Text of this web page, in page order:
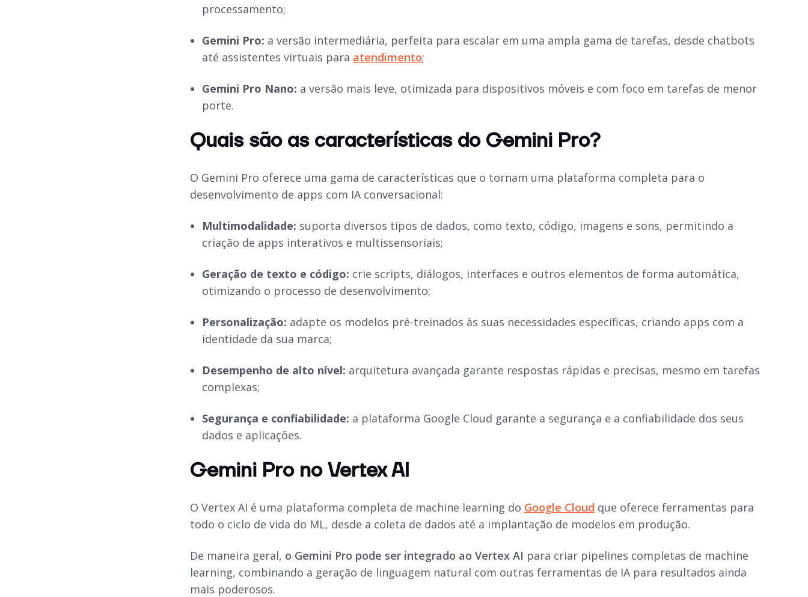
processamento;
Gemini Pro: a versão intermediária, perfeita para escalar em uma ampla gama de tarefas, desde chatbots
até assistentes virtuais para atendimento;
Gemini Pro Nano: a versão mais leve, otimizada para dispositivos móveis e com foco em tarefas de menor
porte.
Quais são as características do Gemini Pro?
O Gemini Pro oferece uma gama de características que o tornam uma plataforma completa para o
desenvolvimento de apps com IA conversacional:
Multimodalidade: suporta diversos tipos de dados, como texto, código, imagens e sons, permitindo a
criação de apps interativos e multissensoriais;
Geração de texto e código: crie scripts, diálogos, interfaces e outros elementos de forma automática,
otimizando o processo de desenvolvimento;
Personalização: adapte os modelos pré-treinados às suas necessidades específicas, criando apps com a
identidade da sua marca;
Desempenho de alto nível: arquitetura avançada garante respostas rápidas e precisas, mesmo em tarefas
complexas;
Segurança e confiabilidade: a plataforma Google Cloud garante a segurança e a confiabilidade dos seus
dados e aplicações.
Gemini Pro no Vertex AI
O Vertex AI é uma plataforma completa de machine learning do Google Cloud que oferece ferramentas para
todo o ciclo de vida do ML, desde a coleta de dados até a implantação de modelos em produção.
De maneira geral, o Gemini Pro pode ser integrado ao Vertex AI para criar pipelines completas de machine
learning, combinando a geração de linguagem natural com outras ferramentas de IA para resultados ainda
mais poderosos.